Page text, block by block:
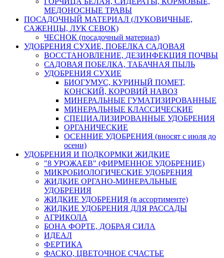
МЕДОНОСНЫЕ ТРАВЫ
ПОСАДОЧНЫЙ МАТЕРИАЛ (ЛУКОВИЧНЫЕ,
САЖЕНЦЫ, ЛУК СЕВОК)
ЧЕСНОК (посадочный материал)
УДОБРЕНИЯ СУХИЕ, ПОБЕЛКА САДОВАЯ
ВОССТАНОВЛЕНИЕ, ДЕЗИНФЕКЦИЯ ПОЧВЫ
САДОВАЯ ПОБЕЛКА, ТАБАЧНАЯ ПЫЛЬ
УДОБРЕНИЯ СУХИЕ
БИОГУМУС, КУРИНЫЙ ПОМЕТ,
КОНСКИЙ, КОРОВИЙ НАВОЗ
МИНЕРАЛЬНЫЕ ГУМАТИЗИРОВАННЫЕ
МИНЕРАЛЬНЫЕ КЛАССИЧЕСКИЕ
СПЕЦИАЛИЗИРОВАННЫЕ УДОБРЕНИЯ
ОРГАНИЧЕСКИЕ
ОСЕННИЕ УДОБРЕНИЯ (вносят с июля до
осени)
УДОБРЕНИЯ И ПОДКОРМКИ ЖИДКИЕ
"8 УРОЖАЕВ" (ФИРМЕННОЕ УДОБРЕНИЕ)
МИКРОБИОЛОГИЧЕСКИЕ УДОБРЕНИЯ
ЖИДКИЕ ОРГАНО-МИНЕРАЛЬНЫЕ
УДОБРЕНИЯ
ЖИДКИЕ УДОБРЕНИЯ (в ассортименте)
ЖИДКИЕ УДОБРЕНИЯ ДЛЯ РАССАДЫ
АГРИКОЛА
БОНА ФОРТЕ, ДОБРАЯ СИЛА
ИДЕАЛ
ФЕРТИКА
ФАСКО, ЦВЕТОЧНОЕ СЧАСТЬЕ